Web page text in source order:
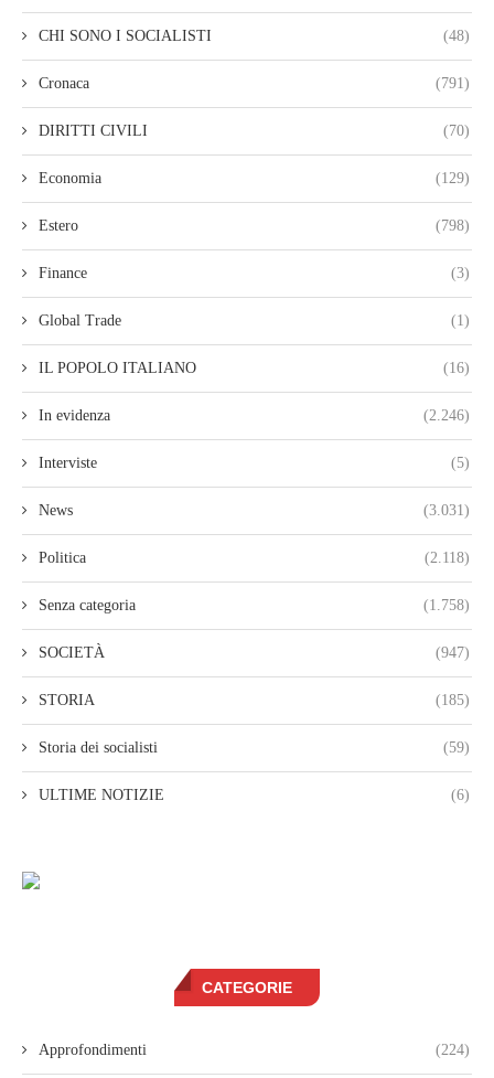
CHI SONO I SOCIALISTI (48)
Cronaca (791)
DIRITTI CIVILI (70)
Economia (129)
Estero (798)
Finance (3)
Global Trade (1)
IL POPOLO ITALIANO (16)
In evidenza (2.246)
Interviste (5)
News (3.031)
Politica (2.118)
Senza categoria (1.758)
SOCIETÀ (947)
STORIA (185)
Storia dei socialisti (59)
ULTIME NOTIZIE (6)
CATEGORIE
Approfondimenti (224)